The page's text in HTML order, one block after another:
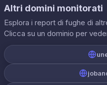
Altri domini monitorati
Esplora i report di fughe di
Clicca su un dominio per